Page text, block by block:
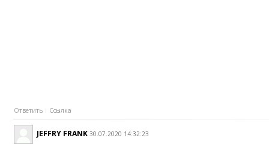
Ответить Ссылка
JEFFRY FRANK 30.07.2020 14:32:23